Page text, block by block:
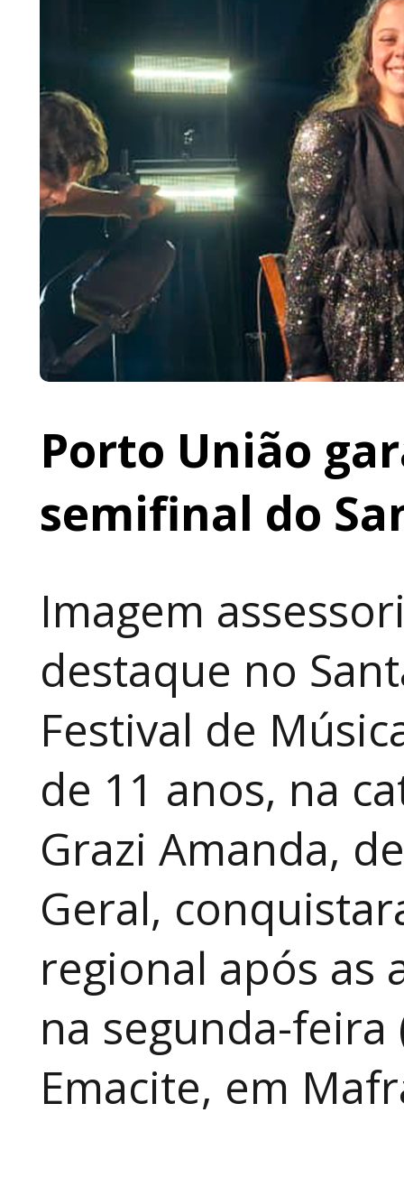
Porto União
semifinal do
Imagem
destaque no
Festival de
de 11 anos, na
Grazi Amanda,
Geral,
regional após as
na segunda-feira
Emacite, em